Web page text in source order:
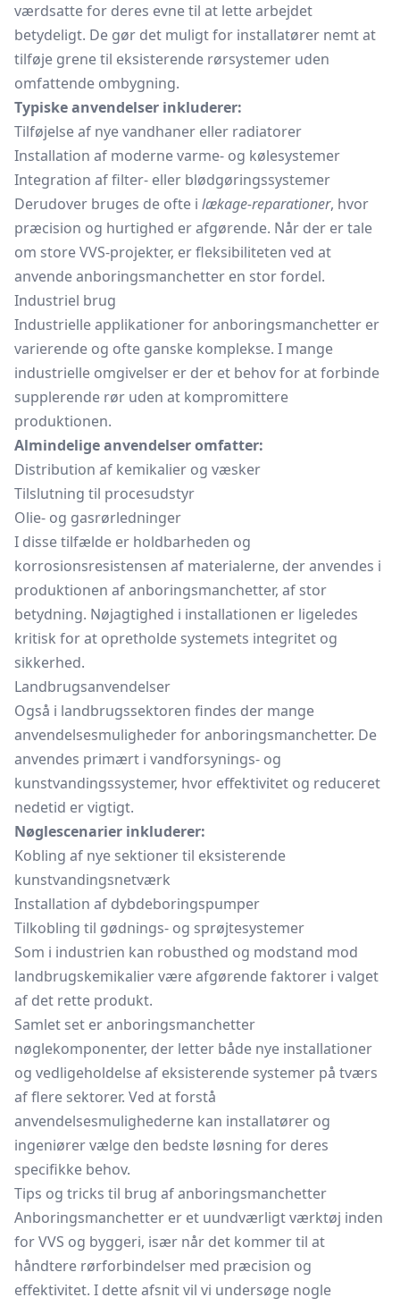
værdsatte for deres evne til at lette arbejdet
betydeligt. De gør det muligt for installatører nemt at
tilføje grene til eksisterende rørsystemer uden
omfattende ombygning.
Typiske anvendelser inkluderer:
Tilføjelse af nye vandhaner eller radiatorer
Installation af moderne varme- og kølesystemer
Integration af filter- eller blødgøringssystemer
Derudover bruges de ofte i lækage-reparationer, hvor
præcision og hurtighed er afgørende. Når der er tale
om store VVS-projekter, er fleksibiliteten ved at
anvende anboringsmanchetter en stor fordel.
Industriel brug
Industrielle applikationer for anboringsmanchetter er
varierende og ofte ganske komplekse. I mange
industrielle omgivelser er der et behov for at forbinde
supplerende rør uden at kompromittere
produktionen.
Almindelige anvendelser omfatter:
Distribution af kemikalier og væsker
Tilslutning til procesudstyr
Olie- og gasrørledninger
I disse tilfælde er holdbarheden og
korrosionsresistensen af materialerne, der anvendes i
produktionen af anboringsmanchetter, af stor
betydning. Nøjagtighed i installationen er ligeledes
kritisk for at opretholde systemets integritet og
sikkerhed.
Landbrugsanvendelser
Også i landbrugssektoren findes der mange
anvendelsesmuligheder for anboringsmanchetter. De
anvendes primært i vandforsynings- og
kunstvandingssystemer, hvor effektivitet og reduceret
nedetid er vigtigt.
Nøglescenarier inkluderer:
Kobling af nye sektioner til eksisterende
kunstvandingsnetværk
Installation af dybdeboringspumper
Tilkobling til gødnings- og sprøjtesystemer
Som i industrien kan robusthed og modstand mod
landbrugskemikalier være afgørende faktorer i valget
af det rette produkt.
Samlet set er anboringsmanchetter
nøglekomponenter, der letter både nye installationer
og vedligeholdelse af eksisterende systemer på tværs
af flere sektorer. Ved at forstå
anvendelsesmulighederne kan installatører og
ingeniører vælge den bedste løsning for deres
specifikke behov.
Tips og tricks til brug af anboringsmanchetter
Anboringsmanchetter er et uundværligt værktøj inden
for VVS og byggeri, især når det kommer til at
håndtere rørforbindelser med præcision og
effektivitet. I dette afsnit vil vi undersøge nogle